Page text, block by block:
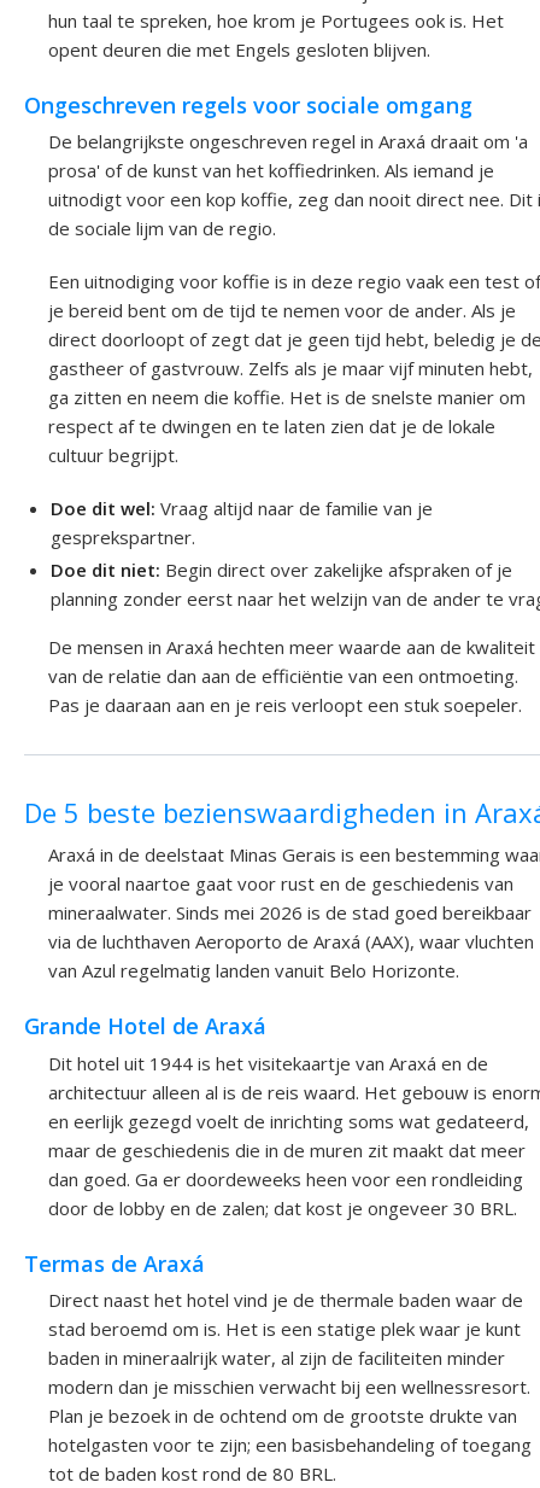
hun taal te spreken, hoe krom je Portugees ook is. Het
opent deuren die met Engels gesloten blijven.
Ongeschreven regels voor sociale omgang
De belangrijkste ongeschreven regel in Araxá draait om 'a
prosa' of de kunst van het koffiedrinken. Als iemand je
uitnodigt voor een kop koffie, zeg dan nooit direct nee. Dit
de sociale lijm van de regio.
Een uitnodiging voor koffie is in deze regio vaak een test of
je bereid bent om de tijd te nemen voor de ander. Als je
direct doorloopt of zegt dat je geen tijd hebt, beledig je
gastheer of gastvrouw. Zelfs als je maar vijf minuten hebt,
ga zitten en neem die koffie. Het is de snelste manier om
respect af te dwingen en te laten zien dat je de lokale
cultuur begrijpt.
Doe dit wel: Vraag altijd naar de familie van je
gesprekspartner.
Doe dit niet: Begin direct over zakelijke afspraken of je
planning zonder eerst naar het welzijn van de ander te
De mensen in Araxá hechten meer waarde aan de kwaliteit
van de relatie dan aan de efficiëntie van een ontmoeting.
Pas je daaraan aan en je reis verloopt een stuk soepeler.
De 5 beste bezienswaardigheden in
Araxá in de deelstaat Minas Gerais is een bestemming
je vooral naartoe gaat voor rust en de geschiedenis van
mineraalwater. Sinds mei 2026 is de stad goed bereikbaar
via de luchthaven Aeroporto de Araxá (AAX), waar vluchten
van Azul regelmatig landen vanuit Belo Horizonte.
Grande Hotel de Araxá
Dit hotel uit 1944 is het visitekaartje van Araxá en de
architectuur alleen al is de reis waard. Het gebouw is
en eerlijk gezegd voelt de inrichting soms wat gedateerd,
maar de geschiedenis die in de muren zit maakt dat meer
dan goed. Ga er doordeweeks heen voor een rondleiding
door de lobby en de zalen; dat kost je ongeveer 30 BRL.
Termas de Araxá
Direct naast het hotel vind je de thermale baden waar de
stad beroemd om is. Het is een statige plek waar je kunt
baden in mineraalrijk water, al zijn de faciliteiten minder
modern dan je misschien verwacht bij een wellnessresort.
Plan je bezoek in de ochtend om de grootste drukte van
hotelgasten voor te zijn; een basisbehandeling of toegang
tot de baden kost rond de 80 BRL.